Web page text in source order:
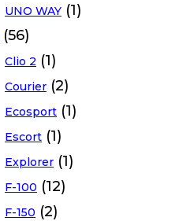
UNO WAY (1)
(56)
Clio 2 (1)
Courier (2)
Ecosport (1)
Escort (1)
Explorer (1)
F-100 (12)
F-150 (2)